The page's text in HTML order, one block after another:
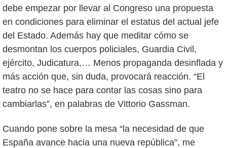
debe empezar por llevar al Congreso una propuesta
en condiciones para eliminar el estatus del actual jefe
del Estado. Además hay que meditar cómo se
desmontan los cuerpos policiales, Guardia Civil,
ejército, Judicatura,… Menos propaganda desinflada y
más acción que, sin duda, provocará reacción. “El
teatro no se hace para contar las cosas sino para
cambiarlas”, en palabras de Vittorio Gassman.
Cuando pone sobre la mesa “la necesidad de que
España avance hacia una nueva república", me